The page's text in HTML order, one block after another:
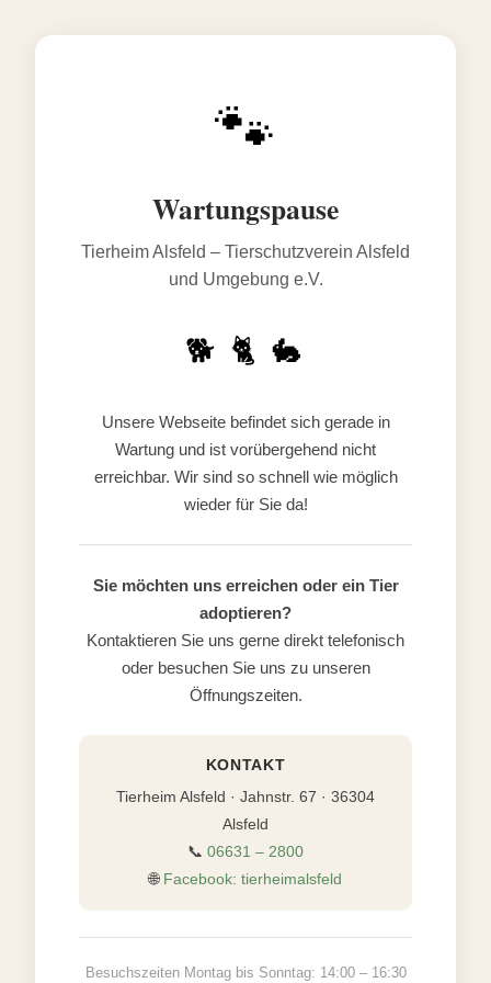
🐾
Wartungspause
Tierheim Alsfeld – Tierschutzverein Alsfeld
und Umgebung e.V.
🐕 🐈 🐇
Unsere Webseite befindet sich gerade in
Wartung und ist vorübergehend nicht
erreichbar. Wir sind so schnell wie möglich
wieder für Sie da!
Sie möchten uns erreichen oder ein Tier
adoptieren?
Kontaktieren Sie uns gerne direkt telefonisch
oder besuchen Sie uns zu unseren
Öffnungszeiten.
KONTAKT
Tierheim Alsfeld · Jahnstr. 67 · 36304
Alsfeld
📞 06631 – 2800
🌐 Facebook: tierheimalsfeld
Besuchszeiten Montag bis Sonntag: 14:00 – 16:30